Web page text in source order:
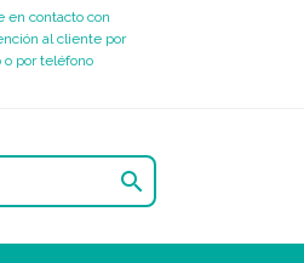
en contacto con
al cliente por
o por teléfono
